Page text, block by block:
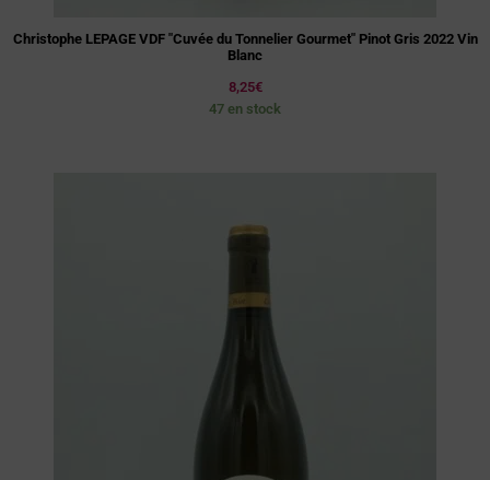
Christophe LEPAGE VDF "Cuvée du Tonnelier Gourmet" Pinot Gris 2022 Vin
Blanc
8,25€
47 en stock